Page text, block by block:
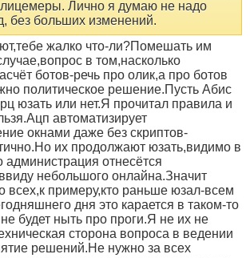
Лично я думаю не надо
без больших изменений.
жалко что-ли?Помешать им
в том,насколько
ботов-речь про олик,а про ботов
политическое решение.Пусть Абис
юзать или нет.Я прочитал правила и
автоматизирует
окнами даже без скриптов-
их продолжают юзать,видимо в
администрация отнесётся
небольшого онлайна.Значит
всех,к примеру,кто раньше юзал-всем
дня это карается в таком-то
будет ныть про проги.Я не их не
сторона вопроса в ведении
решений.Не нужно за всех